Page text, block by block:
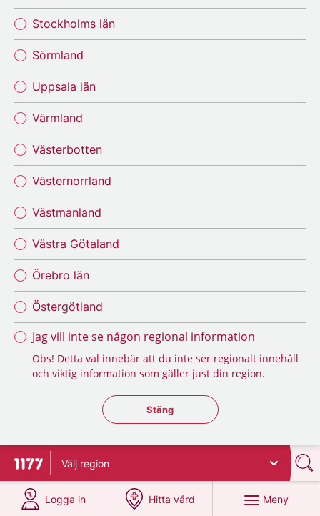
Stockholms län
Sörmland
Uppsala län
Värmland
Västerbotten
Västernorrland
Västmanland
Västra Götaland
Örebro län
Östergötland
Jag vill inte se någon regional information
Obs! Detta val innebär att du inte ser regionalt innehåll
och viktig information som gäller just din region.
Stäng regionsväljaren
Stäng
Till startsidan för 1177
Välj region
Logga in
på 1177.se
Hitta vård
på 1177.se
Meny